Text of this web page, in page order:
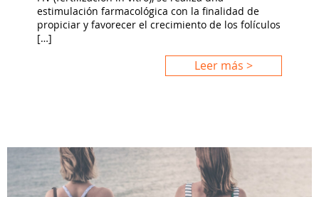
estimulación farmacológica con la finalidad de
propiciar y favorecer el crecimiento de los folículos
[…]
Leer más >